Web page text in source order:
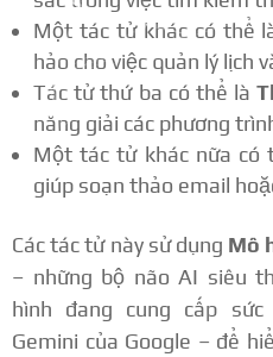
Một tác tử khác có thể
hảo cho việc quản lý lịch
Tác tử thứ ba có thể là
năng giải các phương
Một tác tử khác nữa có
giúp soạn thảo email
Các tác tử này sử dụng Mô
– những bộ não AI siêu
hình đang cung cấp sức
Gemini của Google – để